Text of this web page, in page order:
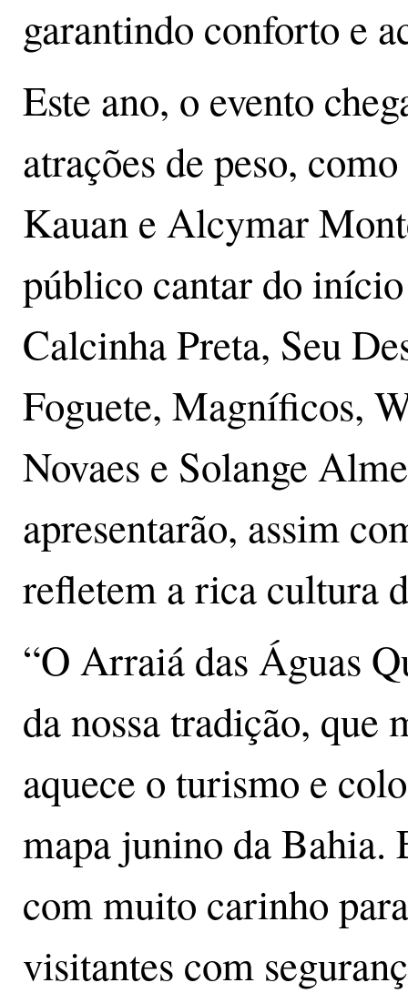
garantindo conforto e
Este ano, o evento
atrações de peso,
Kauan e Alcymar
público cantar do
Calcinha Preta, Seu
Foguete, Magníficos,
Novaes e Solange
apresentarão, assim
refletem a rica cultura
“O Arraiá das Águas
da nossa tradição, que
aquece o turismo e
mapa junino da Bahia.
com muito carinho
visitantes com